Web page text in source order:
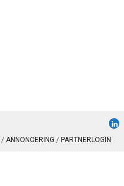
ANNONCERING PARTNERLOGIN